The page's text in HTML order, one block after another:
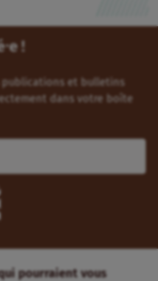
!
publications et bulletins
dans votre boîte
pourraient vous